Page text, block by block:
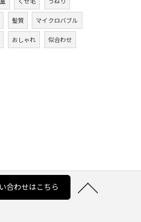
髪質 マイクロバブル
おしゃれ 似合わせ
合わせはこちら